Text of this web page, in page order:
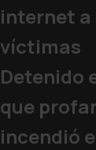
internet a
víctimas
Detenido
que
incendió